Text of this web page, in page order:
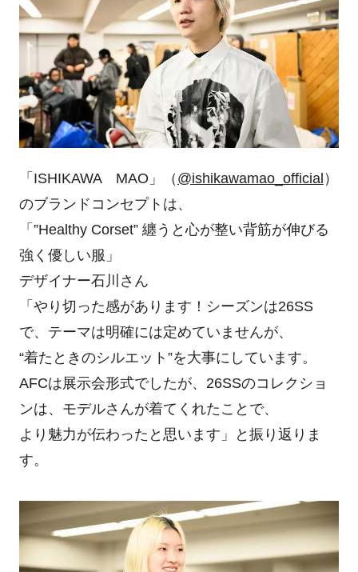
「ISHIKAWA MAO」（ @ishikawamao_official ）
のブランドコンセプトは、
「”Healthy Corset” 纏うと心が整い背筋が伸びる
強く優しい服」
デザイナー石川さん
「やり切った感があります！シーズンは26SS
で、テーマは明確には定めていませんが、
“着たときのシルエット”を大事にしています。
AFCは展示会形式でしたが、26SSのコレクショ
ンは、モデルさんが着てくれたことで、
より魅力が伝わったと思います」と振り返りま
す。